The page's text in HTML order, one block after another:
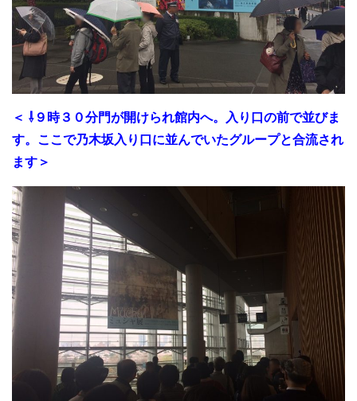
＜ ⇩９時３０分門が開けられ館内へ。入り口の前で並びま
す。ここで乃木坂入り口に並んでいたグループと合流され
ます＞